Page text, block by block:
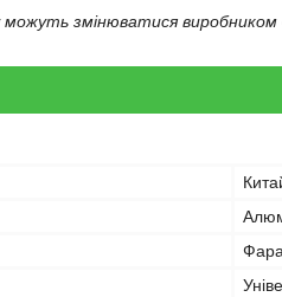
змінюватися виробником
Фара